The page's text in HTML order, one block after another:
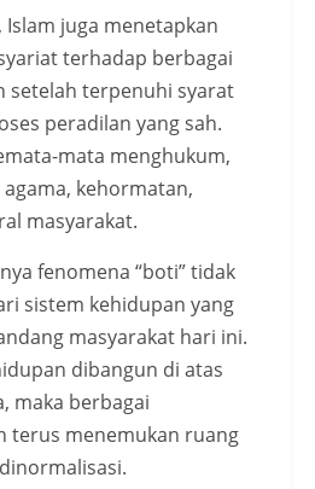
juga menetapkan
terhadap berbagai
setelah terpenuhi syarat
peradilan yang sah.
mata menghukum,
kehormatan,
masyarakat.
fenomena “boti” tidak
sistem kehidupan yang
masyarakat hari ini.
dibangun di atas
maka berbagai
terus menemukan ruang